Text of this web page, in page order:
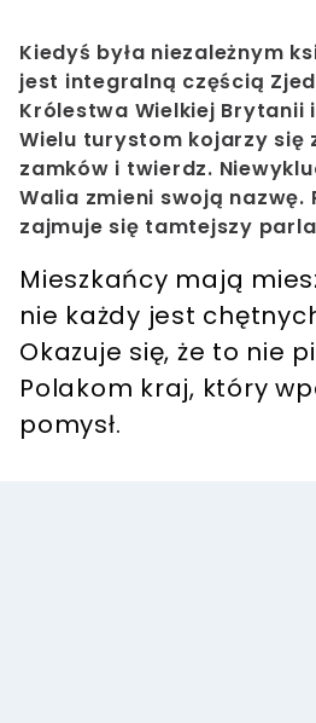
Kiedyś była niezależnym
jest integralną częścią
Królestwa Wielkiej Brytanii
Wielu turystom kojarzy się
zamków i twierdz.
Walia zmieni swoją
zajmuje się tamtejszy
Mieszkańcy mają
nie każdy jest
Okazuje się, że to nie
Polakom kraj, który
pomysł.